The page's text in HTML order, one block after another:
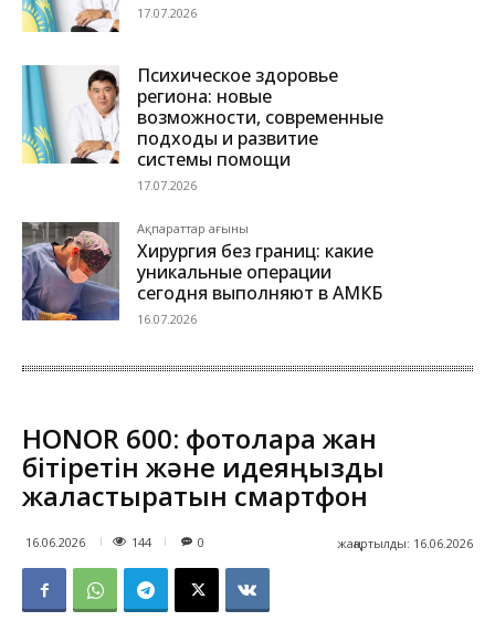
17.07.2026
Психическое здоровье
региона: новые
возможности, современные
подходы и развитие
системы помощи
17.07.2026
Ақпараттар ағыны
Хирургия без границ: какие
уникальные операции
сегодня выполняют в АМКБ
16.07.2026